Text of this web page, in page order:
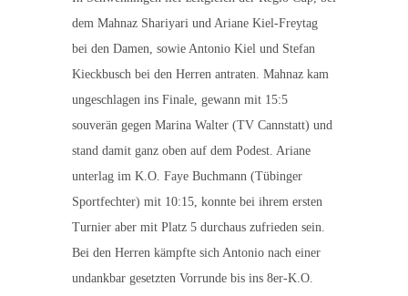
dem Mahnaz Shariyari und Ariane Kiel-Freytag
bei den Damen, sowie Antonio Kiel und Stefan
Kieckbusch bei den Herren antraten. Mahnaz kam
ungeschlagen ins Finale, gewann mit 15:5
souverän gegen Marina Walter (TV Cannstatt) und
stand damit ganz oben auf dem Podest. Ariane
unterlag im K.O. Faye Buchmann (Tübinger
Sportfechter) mit 10:15, konnte bei ihrem ersten
Turnier aber mit Platz 5 durchaus zufrieden sein.
Bei den Herren kämpfte sich Antonio nach einer
undankbar gesetzten Vorrunde bis ins 8er-K.O.